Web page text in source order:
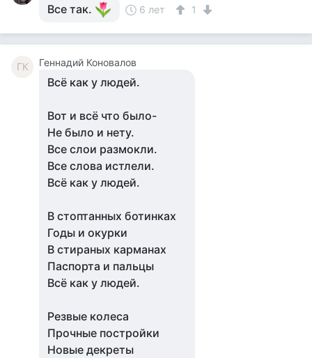
Все так. 6 лет 1
ГК Геннадий Коновалов
Всё как у людей.
Вот и всё что было-
Не было и нету.
Все слои размокли.
Все слова истлели.
Всё как у людей.
В стоптанных ботинках
Годы и окурки
В стираных карманах
Паспорта и пальцы
Всё как у людей.
Резвые колеса
Прочные постройки
Новые декреты